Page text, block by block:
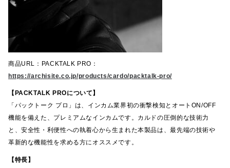
商品URL：PACKTALK PRO：
https://archisite.co.jp/products/cardo/packtalk-pro/
【PACKTALK PROについて】
「パックトーク プロ」は、インカム業界初の衝撃検知とオートON/OFF
機能を備えた、プレミアムなインカムです。カルドの圧倒的な技術力
と、安全性・利便性への執着心から生まれた本製品は、最先端の技術や
革新的な機能性を求める方にオススメです。
【特長】